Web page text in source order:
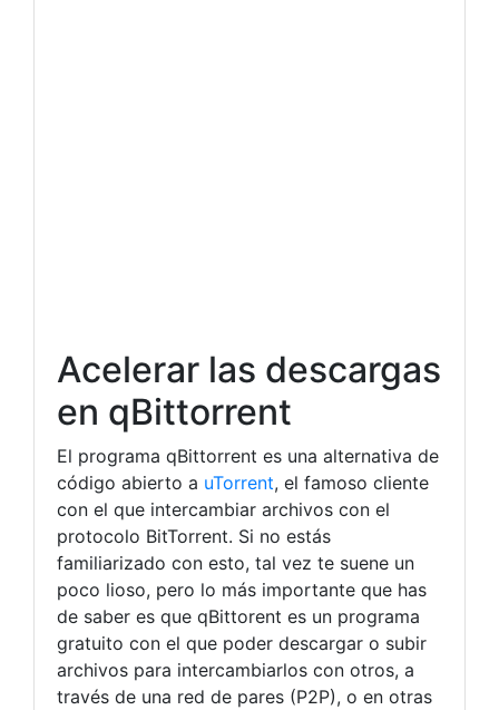
Acelerar las descargas
en qBittorrent
El programa qBittorrent es una alternativa de
código abierto a uTorrent, el famoso cliente
con el que intercambiar archivos con el
protocolo BitTorrent. Si no estás
familiarizado con esto, tal vez te suene un
poco lioso, pero lo más importante que has
de saber es que qBittorent es un programa
gratuito con el que poder descargar o subir
archivos para intercambiarlos con otros, a
través de una red de pares (P2P), o en otras